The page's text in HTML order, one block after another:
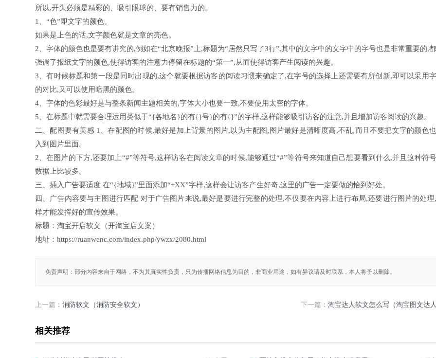
所以,开头必须是精彩的、吸引眼球的、要有销售力的。
1、“色”即文字的颜色。
如果是上色的话,文字颜色就是文章的亮色。
2、字体的颜色也是要有讲究的,例如在“北京晚报”上,标题为“居然只写了3行”,其中的文字中的文字中的字号也是非常重要的,
强调了报纸文字的颜色,使得访客的注意力停留在标题的“第一”,从而使得访客产生阅读的兴趣。
3、有时候标题和第一段是同时出现的,这个就要根据访客的阅读习惯来确定了,在字号的选择上还需要有所创新,即可以采用
的对比,又可以使用暗黑的颜色。
4、字体的色彩最好是与整条新闻主题相关的,字体大小也要一致,不要使用太密的字体。
5、在标题中就需要合理运用类似于“{各地名}的有{}号}的有{}”的字样,这样能够吸引访客的注意,并且增加访客阅读的兴趣。
二、配图要有美感 1、在配图的时候,最好是加上背景的图片,以为主配图,图片最好是清晰度高,不乱,而且不要把文字的颜色
入到图片里面。
2、在图片的下方,还要加上“#”等符号,这样访客在阅读文章的时候,能够通过“#”等符号来知道自己想要看到什么,并且这种符
数据上比较多。
三、插入广告要适度 在“{地域}”里面添加“+XX”字样,这样会让访客产生好奇,这里的广告一定要做的恰到好处。
四、广告内容要与主图进行匹配 对于广告图片来说,最好是要进行完整的处理,不仅要在内容上进行布局,还要进行图片的处理
样才能发挥好的宣传效果。
标题：淘宝开店软文（开淘宝店文案）
地址：https://ruanwenc.com/index.php/ywzx/2080.html
免责声明：部分内容来自于网络，不为其真实性负责，只为传播网络信息为目的，非商业用途，如有异议请及时联系，本人将予以删除。
上一篇： 消防软文（消防安全软文） 下一篇： 淘宝达人软文怎么写（淘宝图文达人
相关推荐